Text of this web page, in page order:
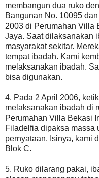
membangun dua ruko
Bangunan No. 10095
2003 di Perumahan Villa
Jaya. Saat dilaksanakan
masyarakat sekitar.
tempat ibadah. Kami
melaksanakan ibadah.
bisa digunakan.
4. Pada 2 April 2006,
melaksanakan ibadah di
Perumahan Villa Bekasi
Filadelfia dipaksa massa
pernyataan. Isinya, kami
Blok C.
5. Ruko dilarang pakai,